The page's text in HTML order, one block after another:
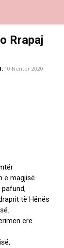
Rrapaj
10 Nëntor 2020
e magjisë.
pafund,
të Hënës
erë